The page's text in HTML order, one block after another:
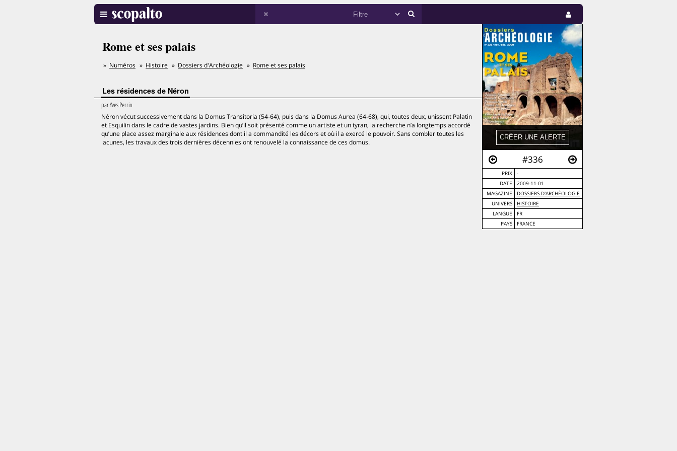
#336
PRIX
-
DATE
2009-11-01
MAGAZINE
DOSSIERS D'ARCHÉOLOGIE
UNIVERS
HISTOIRE
LANGUE
FR
PAYS
FRANCE
Rome et ses palais
Numéros Histoire Dossiers d'Archéologie Rome et ses palais
Les résidences de Néron
parYves Perrin
Néron vécut successivement dans la Domus Transitoria (54-64), puis dans la Domus Aurea (64-68), qui, toutes deux, unissent Palatin
et Esquilin dans le cadre de vastes jardins. Bien qu’il soit présenté comme un artiste et un tyran, la recherche n’a longtemps accordé
qu’une place assez marginale aux résidences dont il a commandité les décors et où il a exercé le pouvoir. Sans combler toutes les
lacunes, les travaux des trois dernières décennies ont renouvelé la connaissance de ces domus.